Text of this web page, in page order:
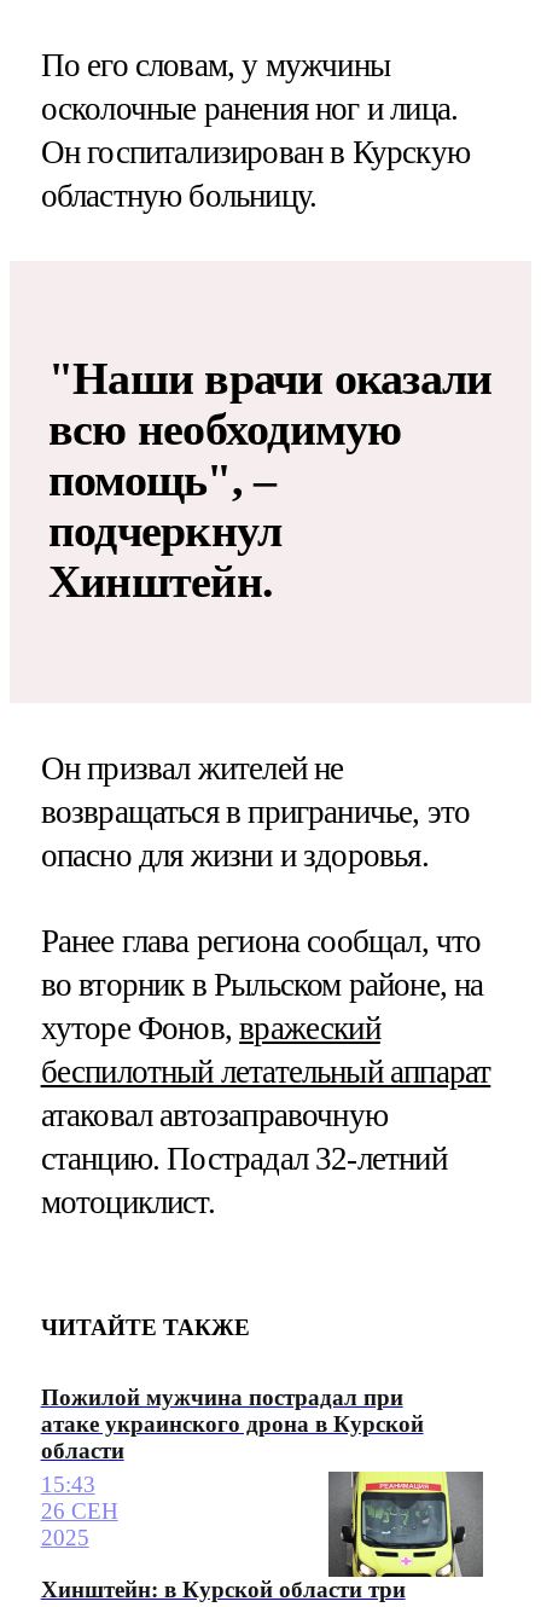
По его словам, у мужчины
осколочные ранения ног и лица.
Он госпитализирован в Курскую
областную больницу.
"Наши врачи оказали
всю необходимую
помощь", –
подчеркнул
Хинштейн.
Он призвал жителей не
возвращаться в приграничье, это
опасно для жизни и здоровья.
Ранее глава региона сообщал, что
во вторник в Рыльском районе, на
хуторе Фонов,вражеский
беспилотный летательный аппарат
атаковал автозаправочную
станцию. Пострадал 32-летний
мотоциклист.
ЧИТАЙТЕ ТАКЖЕ
Пожилой мужчина пострадал при
атаке украинского дрона в Курской
области
15:43
26 СЕН
2025
Хинштейн: в Курской области три